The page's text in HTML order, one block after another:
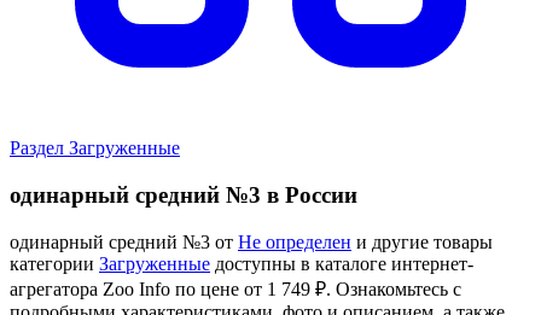
Раздел Загруженные
одинарный средний №3 в России
одинарный средний №3 от Не определен и другие товары
категории Загруженные доступны в каталоге интернет-
агрегатора Zoo Info по цене от 1 749 ₽. Ознакомьтесь с